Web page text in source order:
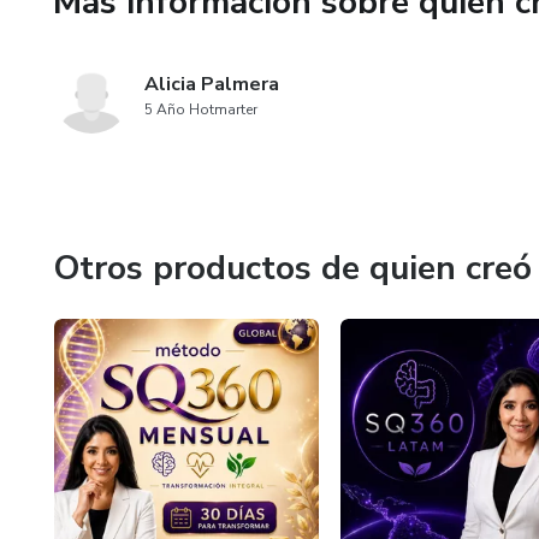
🌍 Acceso internacional
Alicia Palmera
5 Año Hotmarter
Otros productos de quien